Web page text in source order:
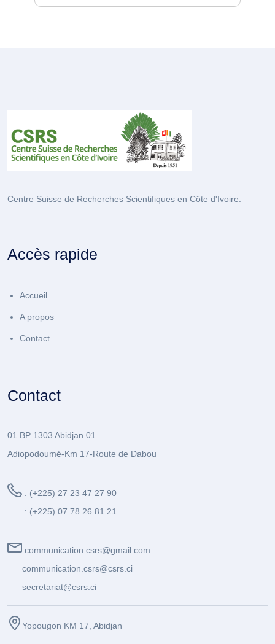
Centre Suisse de Recherches Scientifiques en Côte d'Ivoire.
Accès rapide
Accueil
A propos
Contact
Contact
01 BP 1303 Abidjan 01
Adiopodoumé-Km 17-Route de Dabou
: (+225) 27 23 47 27 90
: (+225) 07 78 26 81 21
communication.csrs@gmail.com
communication.csrs@csrs.ci
secretariat@csrs.ci
Yopougon KM 17, Abidjan